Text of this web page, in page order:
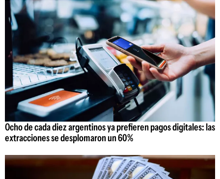
Ocho de cada diez argentinos ya prefieren pagos digitales: las
extracciones se desplomaron un 60%